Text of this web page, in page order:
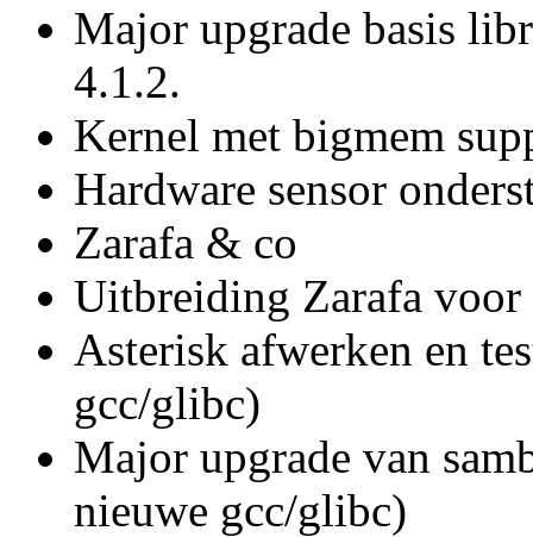
Major upgrade basis
4.1.2.
Kernel met bigmem
Hardware sensor
Zarafa & co
Uitbreiding Zarafa
Asterisk afwerken en
gcc/glibc)
Major upgrade van
nieuwe gcc/glibc)